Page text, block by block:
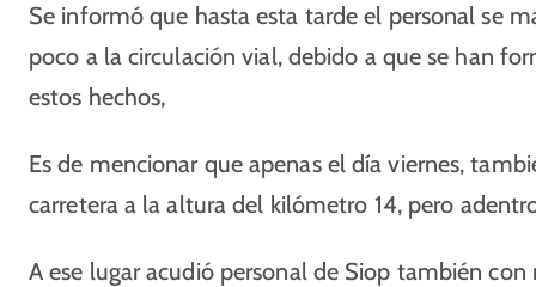
Se informó que hasta esta tarde el personal se
poco a la circulación vial, debido a que se han
estos hechos,
Es de mencionar que apenas el día viernes,
carretera a la altura del kilómetro 14, pero
A ese lugar acudió personal de Siop también